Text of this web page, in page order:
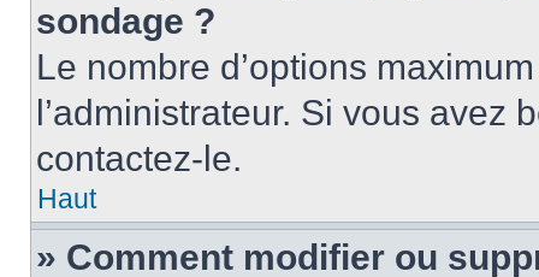
sondage ?
Le nombre d’options
l’administrateur. Si vous avez
contactez-le.
Haut
» Comment modifier ou